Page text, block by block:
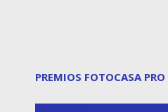
PREMIOS FOTOCASA